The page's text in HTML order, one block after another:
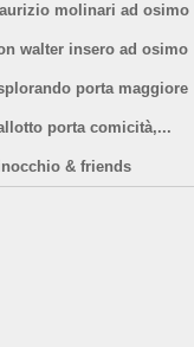
molinari ad osimo
walter insero ad osimo
porta maggiore
porta comicità,...
& friends